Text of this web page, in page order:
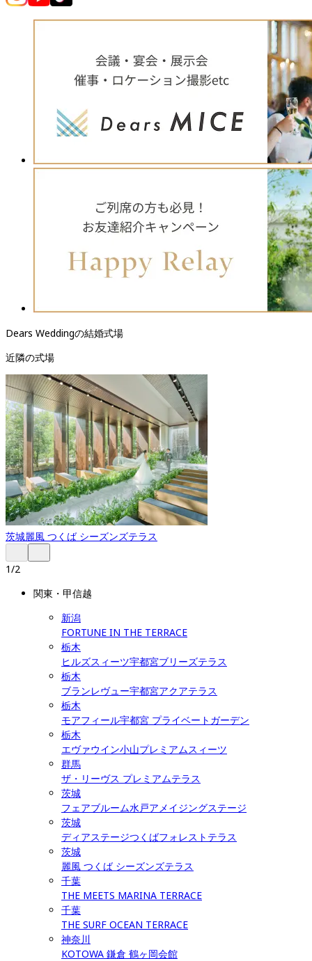
Dears Weddingの結婚式場
近隣の式場
茨城麗風 つくば シーズンズテラス
1/2
関東・甲信越
新潟
FORTUNE IN THE TERRACE
栃木
ヒルズスィーツ宇都宮ブリーズテラス
栃木
ブランレヴュー宇都宮アクアテラス
栃木
モアフィール宇都宮 プライベートガーデン
栃木
エヴァウイン小山プレミアムスィーツ
群馬
ザ・リーヴス プレミアムテラス
茨城
フェアブルーム水戸アメイジングステージ
茨城
ディアステージつくばフォレストテラス
茨城
麗風 つくば シーズンズテラス
千葉
THE MEETS MARINA TERRACE
千葉
THE SURF OCEAN TERRACE
神奈川
KOTOWA 鎌倉 鶴ヶ岡会館